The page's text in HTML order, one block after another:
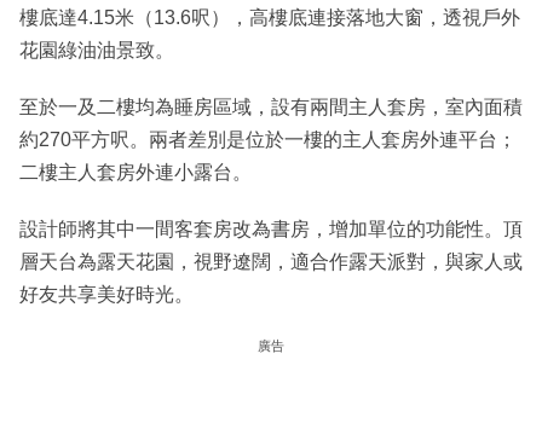
樓底達4.15米（13.6呎），高樓底連接落地大窗，透視戶外
花園綠油油景致。
至於一及二樓均為睡房區域，設有兩間主人套房，室內面積
約270平方呎。兩者差別是位於一樓的主人套房外連平台；
二樓主人套房外連小露台。
設計師將其中一間客套房改為書房，增加單位的功能性。頂
層天台為露天花園，視野遼闊，適合作露天派對，與家人或
好友共享美好時光。
廣告